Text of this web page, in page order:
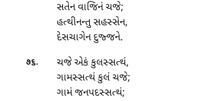
સતેન વાજિનં ચજે;
હત્થીનન્તુ સહસ્સેન,
દેસચાગેન દુજ્જને.
૭૬. ચજેએકં કુલસ્સત્થં,
ગામસ્સત્થં કુલં ચજે;
ગામં જનપદસ્સત્થં;